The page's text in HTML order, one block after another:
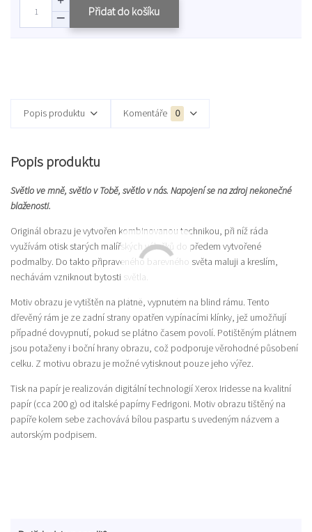
Přidat do košíku
Popis produktu Komentáře 0
Popis produktu
Světlo ve mně, světlo v Tobě, světlo v nás. Napojení se na zdroj nekonečné
blaženosti.
Originál obrazu je vytvořen kombinovanou technikou, při níž ráda
využívám otisk starých malířských válečků do předem vytvořené
podmalby. Do takto připraveného barevného světa maluji a kreslím,
nechávám vzniknout bytosti světla.
Motiv obrazu je vytištěn na plátně, vypnutém na blind rámu. Tento
dřevěný rám je ze zadní strany opatřen vypínacími klínky, jež umožňují
případné dovypnutí, pokud se plátno časem povolí. Potištěným plátnem
jsou potaženy i boční hrany obrazu, což podporuje věrohodné působení
celku. Z motivu obrazu je možné vytisknout pouze jeho výřez.
Tisk na papír je realizován digitální technologií Xerox Iridesse na kvalitní
papír (cca 200 g) od italské papírny Fedrigoni. Motiv obrazu tištěný na
papíře kolem sebe zachovává bílou paspartu s uvedeným názvem a
autorským podpisem.